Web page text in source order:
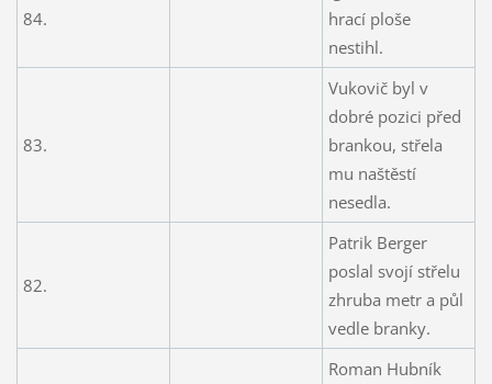
84.
hrací ploše
nestihl.
83.
Vukovič byl v
dobré pozici před
brankou, střela
mu naštěstí
nesedla.
82.
Patrik Berger
poslal svojí střelu
zhruba metr a půl
vedle branky.
Roman Hubník